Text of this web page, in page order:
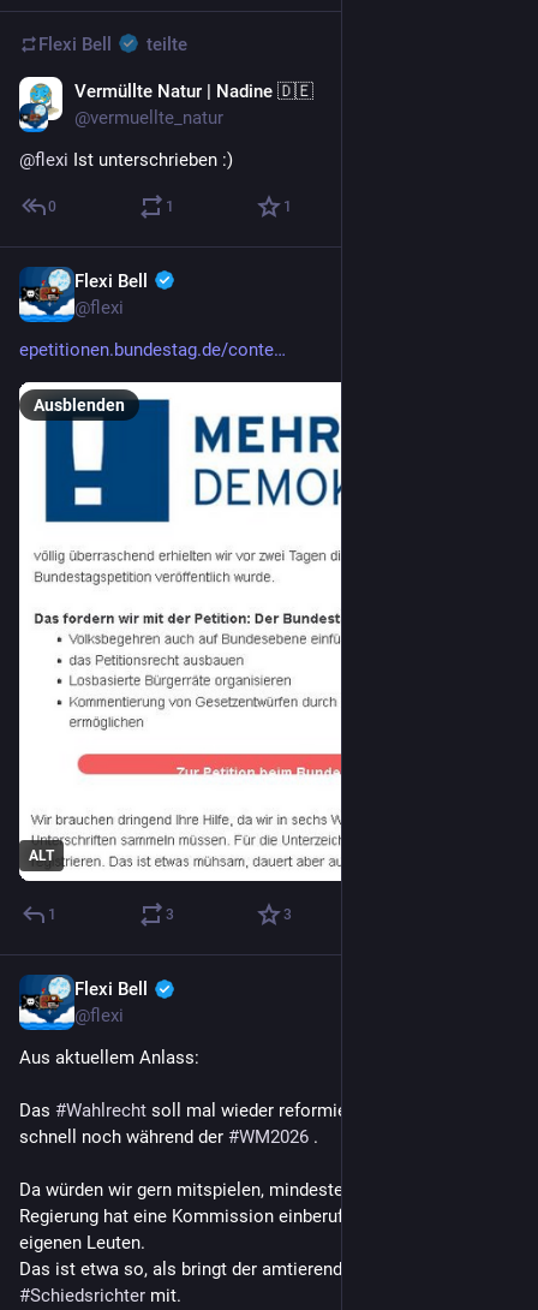
Flexi Bell teilte
Vermüllte Natur | Nadine 🇩🇪
@vermuellte_natur
@flexi Ist unterschrieben :)
0 1 1
Flexi Bell
@flexi
epetitionen.bundestag.de/conte
ALT
Ausblenden
1 3 3
Flexi Bell
@flexi
Aus aktuellem Anlass:
Das #Wahlrecht soll mal wieder reformiert werden. Vermutlich
schnell noch während der #WM2026 .
Da würden wir gern mitspielen, mindestens mitreden. Die
Regierung hat eine Kommission einberufen, besetzt nur mit
eigenen Leuten.
Das ist etwa so, als bringt der amtierende
#Schiedsrichter mit.